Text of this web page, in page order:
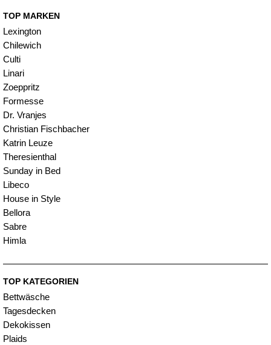
TOP MARKEN
Lexington
Chilewich
Culti
Linari
Zoeppritz
Formesse
Dr. Vranjes
Christian Fischbacher
Katrin Leuze
Theresienthal
Sunday in Bed
Libeco
House in Style
Bellora
Sabre
Himla
TOP KATEGORIEN
Bettwäsche
Tagesdecken
Dekokissen
Plaids